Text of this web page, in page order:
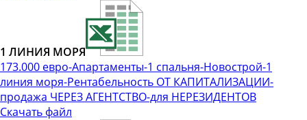
1 ЛИНИЯ МОРЯ
173.000 евро-Апартаменты-1 спальня-Новострой-1
линия моря-Рентабельность ОТ КАПИТАЛИЗАЦИИ-
продажа ЧЕРЕЗ АГЕНТСТВО-для НЕРЕЗИДЕНТОВ
Скачать файл